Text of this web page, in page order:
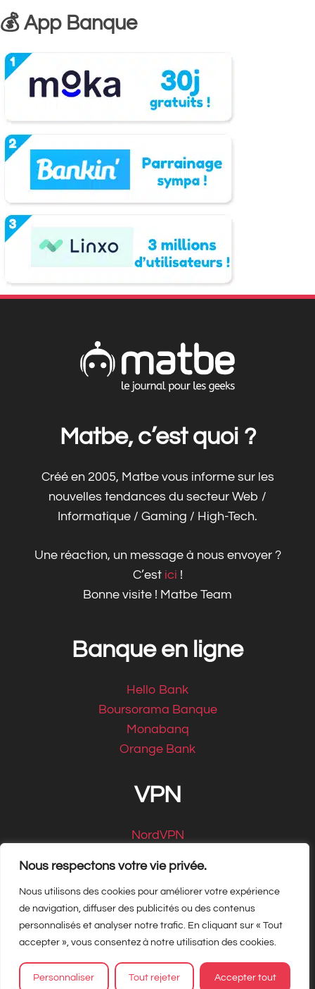
Nous respectons votre vie privée.
Nous utilisons des cookies pour améliorer votre expérience
de navigation, diffuser des publicités ou des contenus
personnalisés et analyser notre trafic. En cliquant sur « Tout
accepter », vous consentez à notre utilisation des cookies.
Personnaliser Tout rejeter Accepter tout
💰 App Banque
Matbe, c’est quoi ?
Créé en 2005, Matbe vous informe sur les
nouvelles tendances du secteur Web /
Informatique / Gaming / High-Tech.
Une réaction, un message à nous envoyer ?
C’est ici !
Bonne visite ! Matbe Team
Banque en ligne
Hello Bank
Boursorama Banque
Monabanq
Orange Bank
VPN
NordVPN
Copyright Matbe.com 2026, tous droits
réservés